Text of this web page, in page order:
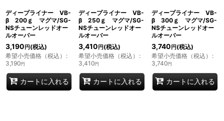
ディープライナー VB-
β 200ｇ マグマ/SG-
NSチューンレッドオー
ルオーバー
3,190 円 (税込)
希望小売価格（税込） :
3,190円
カートに入れる
ディープライナー VB-
β 250ｇ マグマ/SG-
NSチューンレッドオー
ルオーバー
3,410 円(税込)
希望小売価格（税込） :
3,410円
カートに入れる
ディープライナー VB-
β 300ｇ マグマ/SG-
NSチューンレッドオー
ルオーバー
3,740 円(税込)
希望小売価格（税込） :
3,740円
カートに入れる